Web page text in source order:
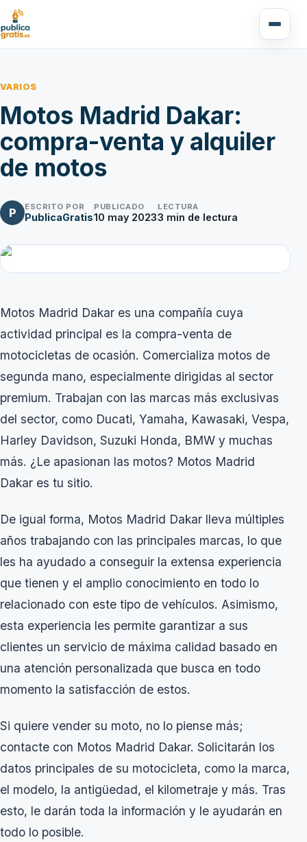
VARIOS
Motos Madrid Dakar:
compra-venta y alquiler
de motos
P ESCRITO POR
PublicaGratis
PUBLICADO
10 may 2023
LECTURA
3 min de lectura
Motos Madrid Dakar es una compañía cuya
actividad principal es la compra-venta de
motocicletas de ocasión. Comercializa motos de
segunda mano, especialmente dirigidas al sector
premium. Trabajan con las marcas más exclusivas
del sector, como Ducati, Yamaha, Kawasaki, Vespa,
Harley Davidson, Suzuki Honda, BMW y muchas
más. ¿Le apasionan las motos? Motos Madrid
Dakar es tu sitio.
De igual forma, Motos Madrid Dakar lleva múltiples
años trabajando con las principales marcas, lo que
les ha ayudado a conseguir la extensa experiencia
que tienen y el amplio conocimiento en todo lo
relacionado con este tipo de vehículos. Asimismo,
esta experiencia les permite garantizar a sus
clientes un servicio de máxima calidad basado en
una atención personalizada que busca en todo
momento la satisfacción de estos.
Si quiere vender su moto, no lo piense más;
contacte con Motos Madrid Dakar. Solicitarán los
datos principales de su motocicleta, como la marca,
el modelo, la antigüedad, el kilometraje y más. Tras
esto, le darán toda la información y le ayudarán en
todo lo posible.